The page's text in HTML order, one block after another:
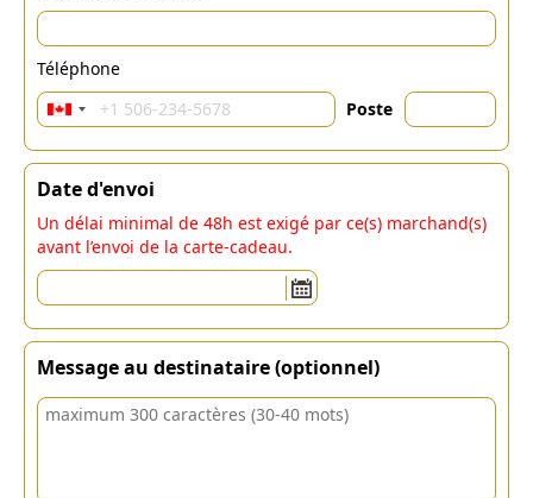
Téléphone
Poste
Date d'envoi
Un délai minimal de 48h est exigé par ce(s) marchand(s)
avant l’envoi de la carte-cadeau.
Message au destinataire (optionnel)